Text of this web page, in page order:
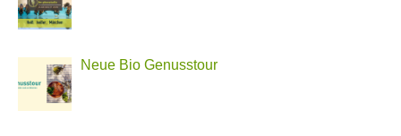
Neue Bio Genusstour